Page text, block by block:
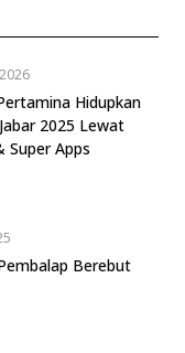
Hidupkan
2025 Lewat
Super Apps
Berebut